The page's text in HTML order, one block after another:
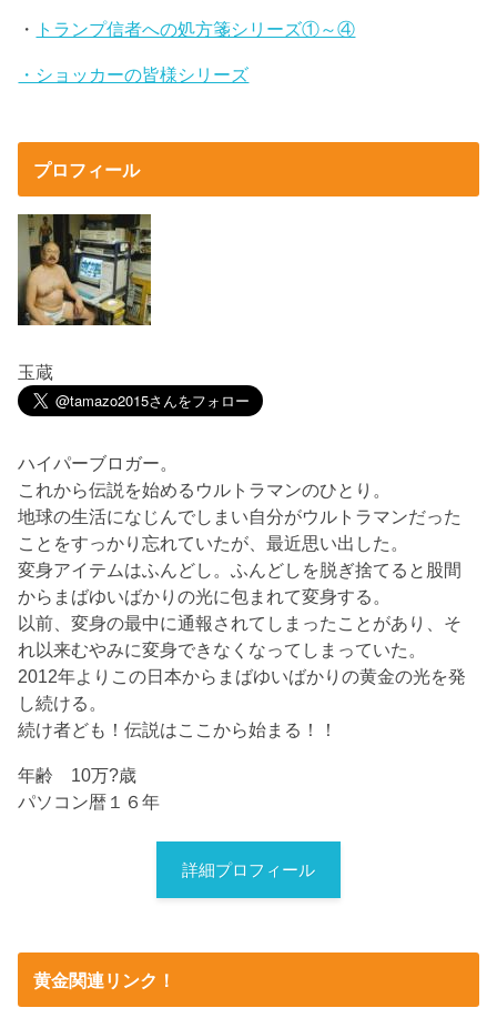
・ トランプ信者への処方箋シリーズ①～④
・ショッカーの皆様シリーズ
プロフィール
玉蔵
ハイパーブロガー。
これから伝説を始めるウルトラマンのひとり。
地球の生活になじんでしまい自分がウルトラマンだった
ことをすっかり忘れていたが、最近思い出した。
変身アイテムはふんどし。ふんどしを脱ぎ捨てると股間
からまばゆいばかりの光に包まれて変身する。
以前、変身の最中に通報されてしまったことがあり、そ
れ以来むやみに変身できなくなってしまっていた。
2012年よりこの日本からまばゆいばかりの黄金の光を発
し続ける。
続け者ども！伝説はここから始まる！！
年齢 10万?歳
パソコン暦１６年
詳細プロフィール
黄金関連リンク！